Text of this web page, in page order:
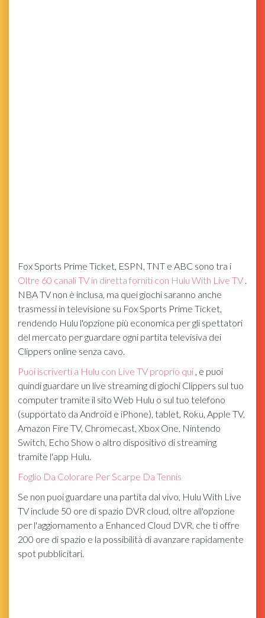
Fox Sports Prime Ticket, ESPN, TNT e ABC sono tra i
Oltre 60 canali TV in diretta forniti con Hulu With Live TV .
NBA TV non è inclusa, ma quei giochi saranno anche
trasmessi in televisione su Fox Sports Prime Ticket,
rendendo Hulu l'opzione più economica per gli spettatori
del mercato per guardare ogni partita televisiva dei
Clippers online senza cavo.
Puoi iscriverti a Hulu con Live TV proprio qui , e puoi
quindi guardare un live streaming di giochi Clippers sul tuo
computer tramite il sito Web Hulu o sul tuo telefono
(supportato da Android e iPhone), tablet, Roku, Apple TV,
Amazon Fire TV, Chromecast, Xbox One, Nintendo
Switch, Echo Show o altro dispositivo di streaming
tramite l'app Hulu.
Foglio Da Colorare Per Scarpe Da Tennis
Se non puoi guardare una partita dal vivo, Hulu With Live
TV include 50 ore di spazio DVR cloud, oltre all'opzione
per l'aggiornamento a Enhanced Cloud DVR, che ti offre
200 ore di spazio e la possibilità di avanzare rapidamente
spot pubblicitari.